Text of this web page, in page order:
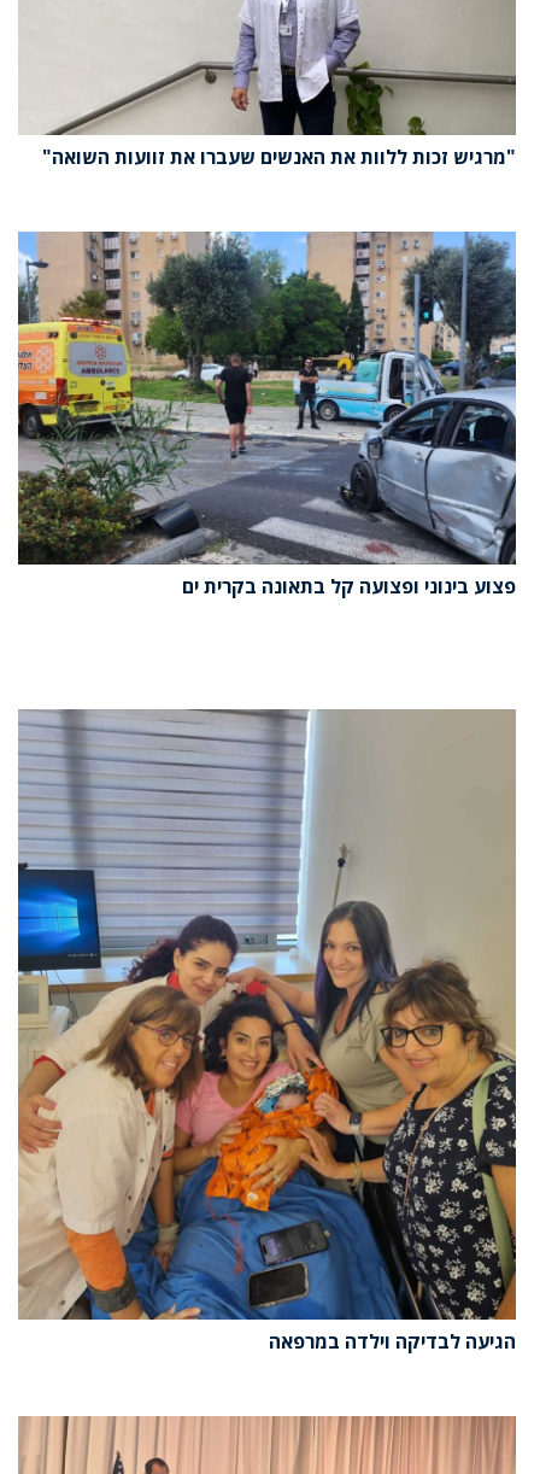
"מרגיש זכות ללוות את האנשים שעברו את זוועות השואה"
פצוע בינוני ופצועה קל בתאונה בקרית ים
הגיעה לבדיקה וילדה במרפאה